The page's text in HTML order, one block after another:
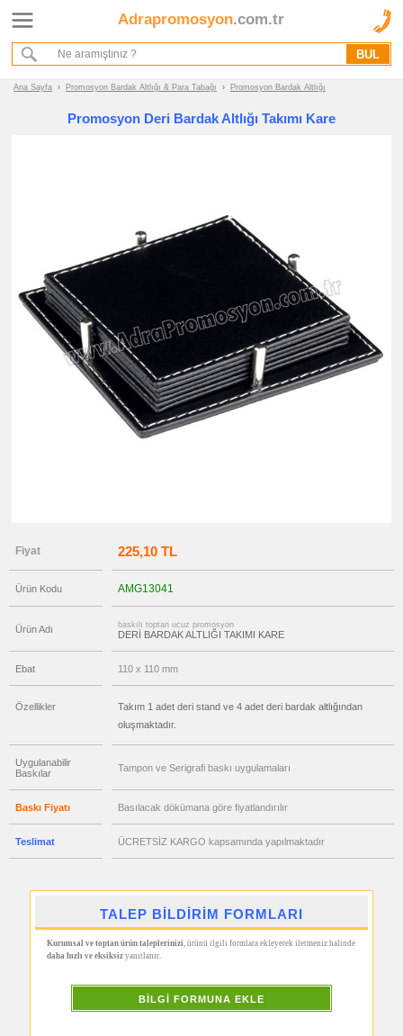
Adrapromosyon.com.tr
Ana Sayfa › Promosyon Bardak Altlığı & Para Tabağı › Promosyon Bardak Altlığı
Promosyon Deri Bardak Altlığı Takımı Kare
Fiyat 225,10 TL
Ürün Kodu AMG13041
Ürün Adı baskılı toptan ucuz promosyon
DERİ BARDAK ALTLIĞI TAKIMI KARE
Ebat 110 x 110 mm
Özellikler
Takım 1 adet deri stand ve 4 adet deri bardak altlığından
oluşmaktadır.
Uygulanabilir
Baskılar
Tampon ve Serigrafi baskı uygulamaları
Baskı Fiyatı Basılacak dökümana göre fiyatlandırılır
Teslimat ÜCRETSİZ KARGO kapsamında yapılmaktadır
TALEP BİLDİRİM FORMLARI
Kurumsal ve toptan ürün taleplerinizi, ürünü ilgili formlara ekleyerek iletmeniz halinde
daha hızlı ve eksiksizyanıtlanır.
BİLGİ FORMUNA EKLE
Ana Sayfa
Hakkımızda
Kurumsal Hizmet Akışımız
Tabağı
promosyon
Bardak
Altlığı
promosyon
Para
Tabağı
promosyon
Geri
Ürünler
promosyon
Makinesi
promosyon
&
Manikür
Seti
promosyon
Şerit
Metre
&
Mezura
promosyon
El
promosyon
Çakmak
&
Küllük
promosyon
Çanta